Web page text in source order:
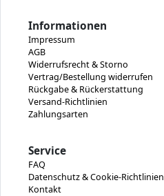
Informationen
Impressum
AGB
Widerrufsrecht & Storno
Vertrag/Bestellung widerrufen
Rückgabe & Rückerstattung
Versand-Richtlinien
Zahlungsarten
Service
FAQ
Datenschutz & Cookie-Richtlinien
Kontakt